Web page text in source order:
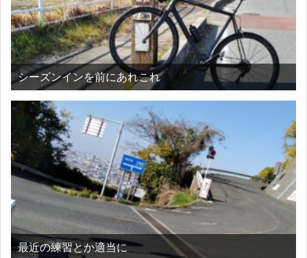
シーズンインを前にあれこれ
最近の練習とか適当に